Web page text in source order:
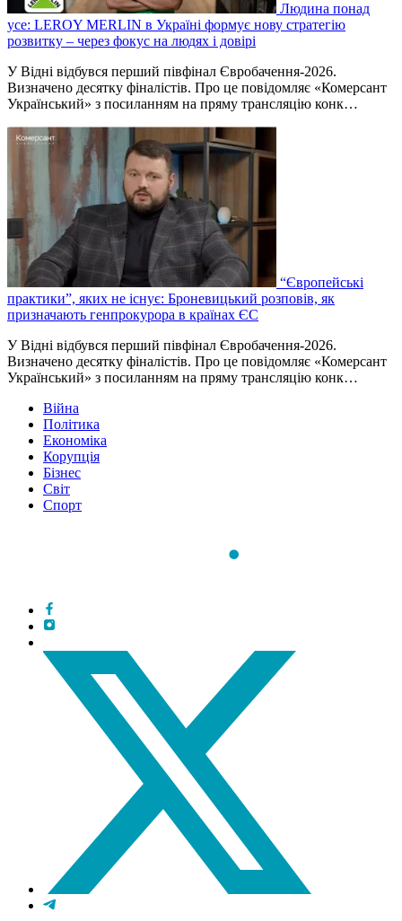
Людина понад
усе: LEROY MERLIN в Україні формує нову стратегію
розвитку – через фокус на людях і довірі
У Відні відбувся перший півфінал Євробачення-2026.
Визначено десятку фіналістів. Про це повідомляє «Комерсант
Український» з посиланням на пряму трансляцію конк…
“Європейські
практики”, яких не існує: Броневицький розповів, як
призначають генпрокурора в країнах ЄС
У Відні відбувся перший півфінал Євробачення-2026.
Визначено десятку фіналістів. Про це повідомляє «Комерсант
Український» з посиланням на пряму трансляцію конк…
Війна
Політика
Економіка
Корупція
Бізнес
Світ
Спорт